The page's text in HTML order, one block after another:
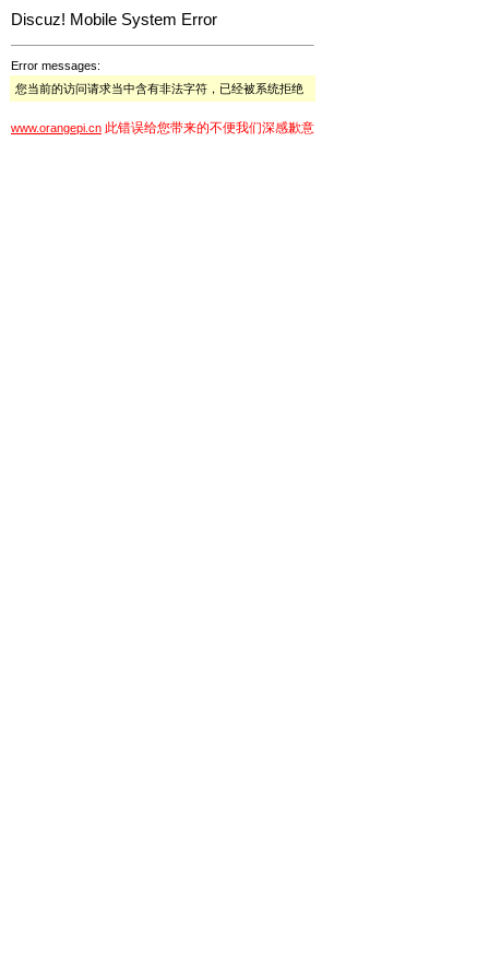
Discuz! Mobile System Error
Error messages:
您当前的访问请求当中含有非法字符，已经被系统拒绝
www.orangepi.cn 此错误给您带来的不便我们深感歉意